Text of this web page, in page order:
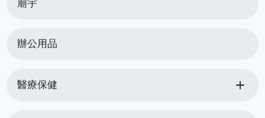
廟宇
辦公用品
醫療保健 add